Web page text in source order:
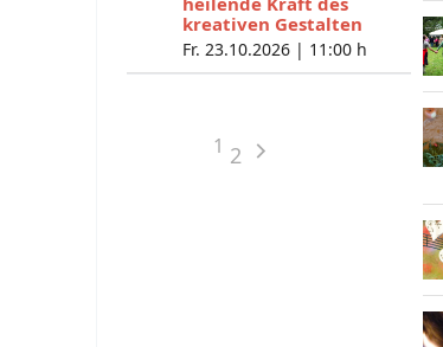
kreativen Gestalten
Fr. 23.10.2026 | 11:00 h
1 2